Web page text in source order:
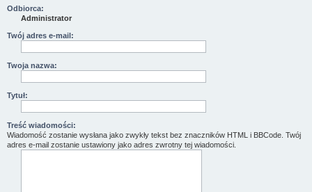
Odbiorca:
Administrator
Twój adres e-mail:
Twoja nazwa:
Tytuł:
Treść wiadomości:
Wiadomość zostanie wysłana jako zwykły tekst bez znaczników HTML i BBCode. Twój
adres e-mail zostanie ustawiony jako adres zwrotny tej wiadomości.